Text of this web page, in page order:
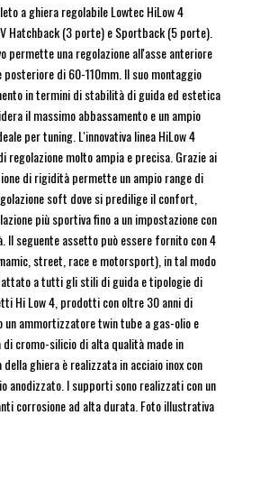
a ghiera regolabile Lowtec HiLow 4
Hatchback (3 porte) e Sportback (5 porte).
permette una regolazione all'asse anteriore
di 60-110mm. Il suo montaggio
in termini di stabilità di guida ed estetica
il massimo abbassamento e un ampio
per tuning. L'innovativa linea HiLow 4
regolazione molto ampia e precisa. Grazie ai
di rigidità permette un ampio range di
soft dove si predilige il confort,
più sportiva fino a un impostazione con
Il seguente assetto può essere fornito con 4
street, race e motorsport), in tal modo
a tutti gli stili di guida e tipologie di
Hi Low 4, prodotti con oltre 30 anni di
un ammortizzatore twin tube a gas-olio e
cromo-silicio di alta qualità made in
ghiera è realizzata in acciaio inox con
anodizzato. I supporti sono realizzati con un
corrosione ad alta durata. Foto illustrativa